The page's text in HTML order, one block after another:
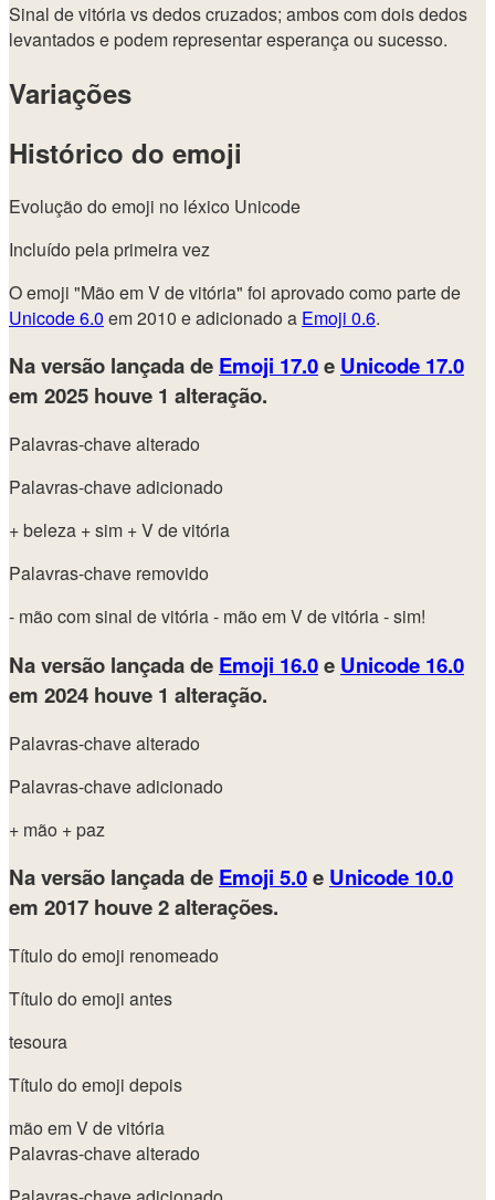
Sinal de vitória vs dedos cruzados; ambos com dois dedos
levantados e podem representar esperança ou sucesso.
Variações
Histórico do emoji
Evolução do emoji no léxico Unicode
Incluído pela primeira vez
O emoji "Mão em V de vitória" foi aprovado como parte de
Unicode 6.0 em 2010 e adicionado a Emoji 0.6.
Na versão lançada de Emoji 17.0e Unicode 17.0
em 2025 houve 1 alteração.
Palavras-chave alterado
Palavras-chave adicionado
+ beleza + sim + V de vitória
Palavras-chave removido
- mão com sinal de vitória- mão em V de vitória- sim!
Na versão lançada de Emoji 16.0e Unicode 16.0
em 2024 houve 1 alteração.
Palavras-chave alterado
Palavras-chave adicionado
+ mão + paz
Na versão lançada de Emoji 5.0e Unicode 10.0
em 2017 houve 2 alterações.
Título do emoji renomeado
Título do emoji antes
tesoura
Título do emoji depois
mão em V de vitória
Palavras-chave alterado